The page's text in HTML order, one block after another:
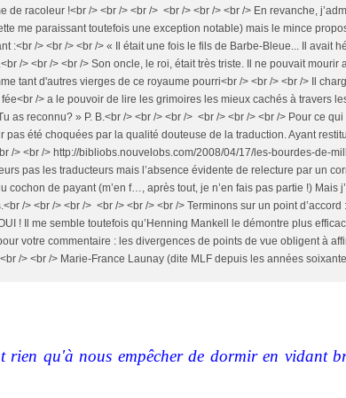
de racoleur !<br /> <br /> <br /> <br /> <br /> <br /> En revanche,
me paraissant toutefois une exception notable) mais le mince
:<br /> <br /> <br /> « Il était une fois le fils de Barbe-Bleue... Il avait
/> <br /> <br /> Son oncle, le roi, était très triste. Il ne pouvait
tant d'autres vierges de ce royaume pourri<br /> <br /> <br /> Il
/> a le pouvoir de lire les grimoires les mieux cachés à travers
as reconnu? » P. B.<br /> <br /> <br /> <br /> <br /> <br /> Pour ce
pas été choquées par la qualité douteuse de la traduction. Ayant
/> <br /> http://bibliobs.nouvelobs.com/2008/04/17/les-bourdes-de-
pas les traducteurs mais l’absence évidente de relecture par un
cochon de payant (m’en f…, après tout, je n’en fais pas partie !)
/> <br /> <br /> <br /> <br /> <br /> Terminons sur un point
! Il me semble toutefois qu’Henning Mankell le démontre plus
votre commentaire : les divergences de points de vue obligent à
/> <br /> Marie-France Launay (dite MLF depuis les années
rien qu'à nous empêcher de dormir en vidant